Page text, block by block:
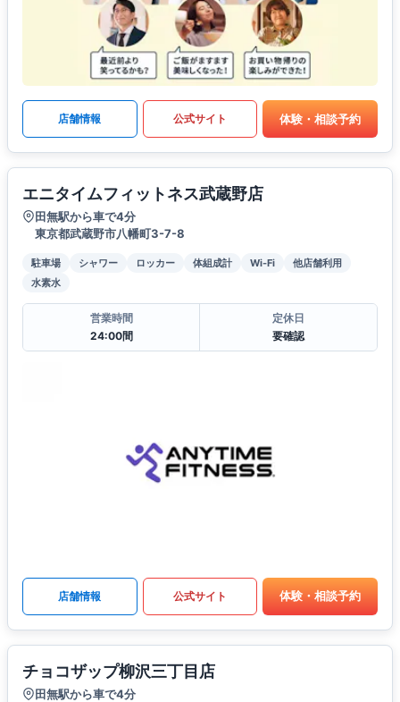
店舗情報 公式サイト 体験・相談予約
エニタイムフィットネス武蔵野店
田無駅から車で4分
東京都武蔵野市八幡町3-7-8
駐車場 シャワー ロッカー 体組成計 Wi-Fi
他店舗利用
水素水
営業時間
24:00間
定休日
要確認
店舗情報 公式サイト 体験・相談予約
チョコザップ柳沢三丁目店
田無駅から車で4分